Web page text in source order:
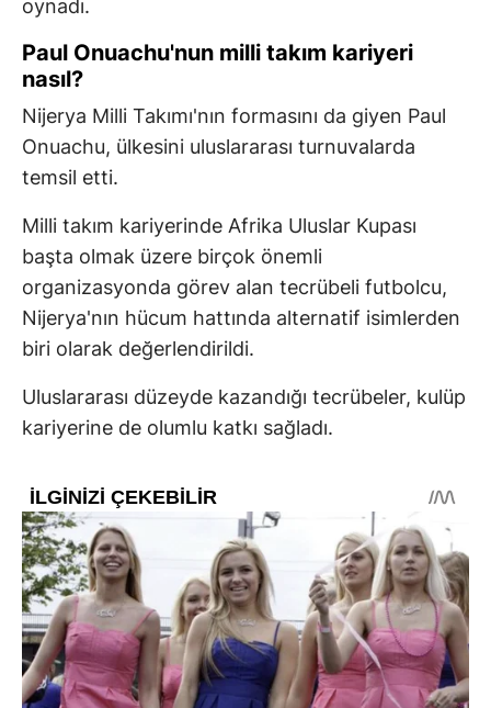
oynadı.
Paul Onuachu'nun milli takım kariyeri
nasıl?
Nijerya Milli Takımı'nın formasını da giyen Paul
Onuachu, ülkesini uluslararası turnuvalarda
temsil etti.
Milli takım kariyerinde Afrika Uluslar Kupası
başta olmak üzere birçok önemli
organizasyonda görev alan tecrübeli futbolcu,
Nijerya'nın hücum hattında alternatif isimlerden
biri olarak değerlendirildi.
Uluslararası düzeyde kazandığı tecrübeler, kulüp
kariyerine de olumlu katkı sağladı.